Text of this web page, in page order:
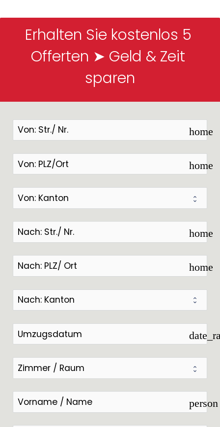
Erhalten Sie kostenlos 5
Offerten ➤ Geld & Zeit
sparen
home
home
home
home
person